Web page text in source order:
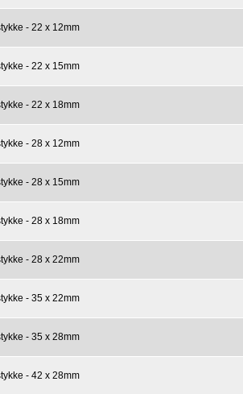
- 22 x 12mm
- 22 x 15mm
- 22 x 18mm
- 28 x 12mm
- 28 x 15mm
- 28 x 18mm
- 28 x 22mm
- 35 x 22mm
- 35 x 28mm
- 42 x 28mm